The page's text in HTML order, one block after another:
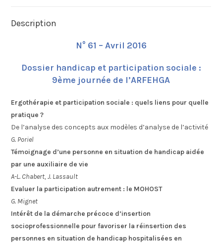
Description
N° 61 – Avril 2016
Dossier handicap et participation sociale :
9ème journée de l’ARFEHGA
Ergothérapie et participation sociale : quels liens pour quelle
pratique ?
De l’analyse des concepts aux modèles d’analyse de l’activité
G. Poriel
Témoignage d’une personne en situation de handicap aidée
par une auxiliaire de vie
A-L. Chabert, J. Lassault
Evaluer la participation autrement : le MOHOST
G. Mignet
Intérêt de la démarche précoce d’insertion
socioprofessionnelle pour favoriser la réinsertion des
personnes en situation de handicap hospitalisées en